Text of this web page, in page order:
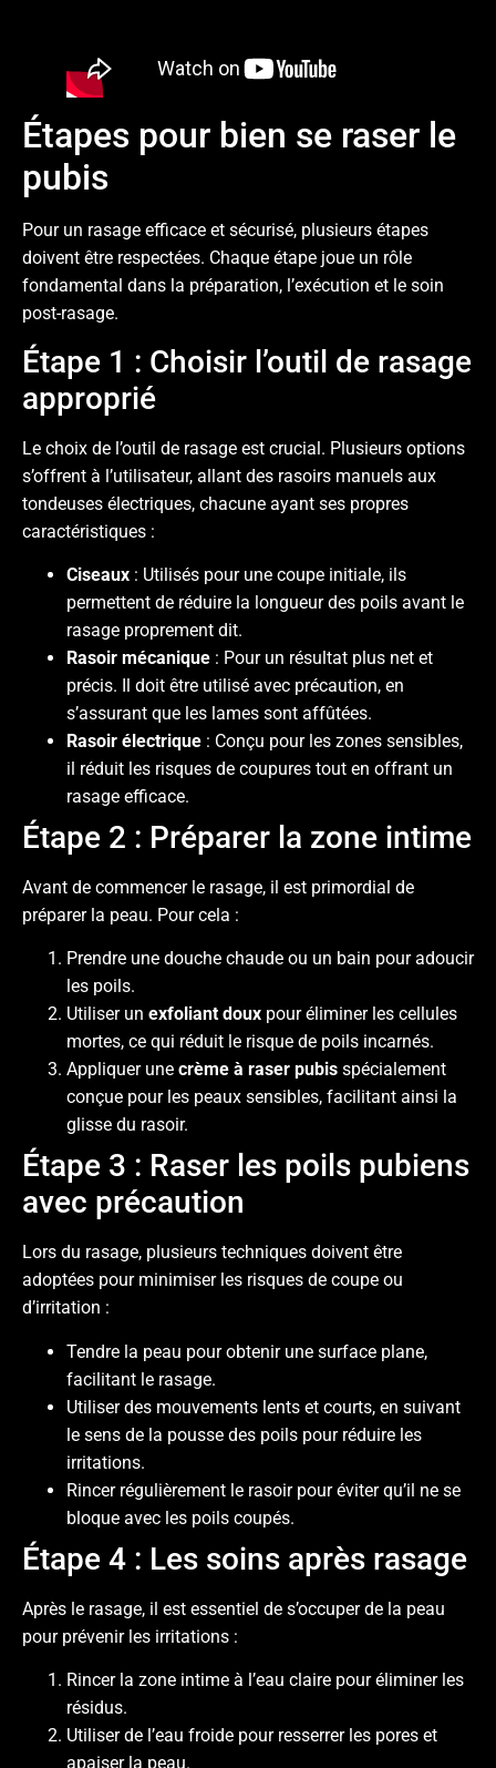
Étapes pour bien se raser le
pubis
Pour un rasage efficace et sécurisé, plusieurs étapes
doivent être respectées. Chaque étape joue un rôle
fondamental dans la préparation, l’exécution et le soin
post-rasage.
Étape 1 : Choisir l’outil de rasage
approprié
Le choix de l’outil de rasage est crucial. Plusieurs options
s’offrent à l’utilisateur, allant des rasoirs manuels aux
tondeuses électriques, chacune ayant ses propres
caractéristiques :
Ciseaux : Utilisés pour une coupe initiale, ils
permettent de réduire la longueur des poils avant le
rasage proprement dit.
Rasoir mécanique : Pour un résultat plus net et
précis. Il doit être utilisé avec précaution, en
s’assurant que les lames sont affûtées.
Rasoir électrique : Conçu pour les zones sensibles,
il réduit les risques de coupures tout en offrant un
rasage efficace.
Étape 2 : Préparer la zone intime
Avant de commencer le rasage, il est primordial de
préparer la peau. Pour cela :
Prendre une douche chaude ou un bain pour adoucir
les poils.
Utiliser un exfoliant doux pour éliminer les cellules
mortes, ce qui réduit le risque de poils incarnés.
Appliquer une crème à raser pubis spécialement
conçue pour les peaux sensibles, facilitant ainsi la
glisse du rasoir.
Étape 3 : Raser les poils pubiens
avec précaution
Lors du rasage, plusieurs techniques doivent être
adoptées pour minimiser les risques de coupe ou
d’irritation :
Tendre la peau pour obtenir une surface plane,
facilitant le rasage.
Utiliser des mouvements lents et courts, en suivant
le sens de la pousse des poils pour réduire les
irritations.
Rincer régulièrement le rasoir pour éviter qu’il ne se
bloque avec les poils coupés.
Étape 4 : Les soins après rasage
Après le rasage, il est essentiel de s’occuper de la peau
pour prévenir les irritations :
Rincer la zone intime à l’eau claire pour éliminer les
résidus.
Utiliser de l’eau froide pour resserrer les pores et
apaiser la peau.